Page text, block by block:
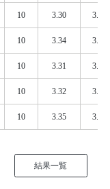
10 3.30 3.406
10 3.34 3.411
10 3.31 3.414
10 3.32 3.421
10 3.35 3.423
結果一覧